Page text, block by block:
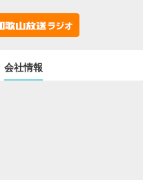
会社情報